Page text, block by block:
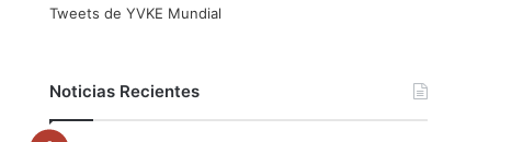
o
r
e
r
a
Tweets de YVKE Mundial
Noticias Recientes